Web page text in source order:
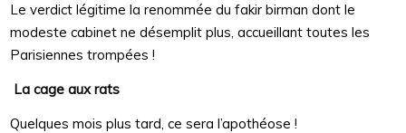
Le verdict légitime la renommée du fakir birman dont le
modeste cabinet ne désemplit plus, accueillant toutes les
Parisiennes trompées !
La cage aux rats
Quelques mois plus tard, ce sera l’apothéose !